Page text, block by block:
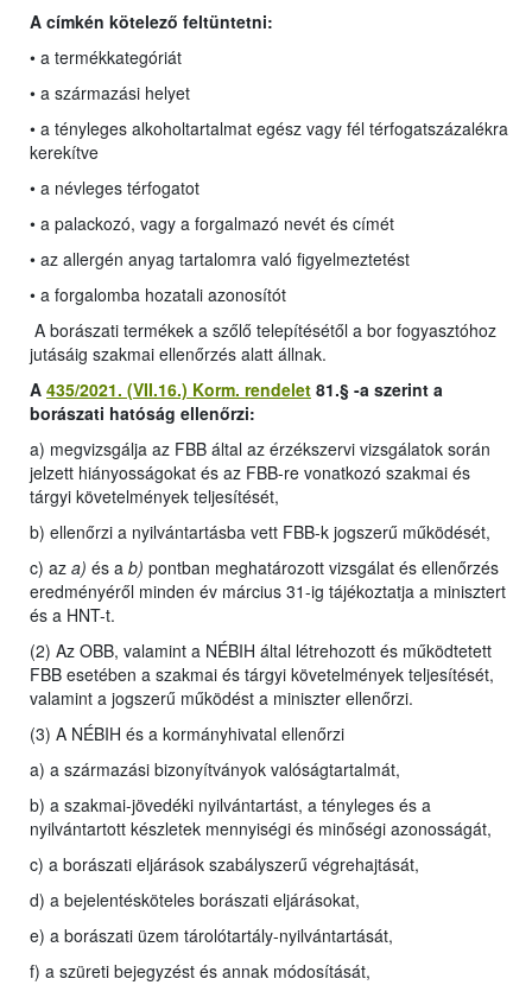
A címkén kötelező feltüntetni:
• a termékkategóriát
• a származási helyet
• a tényleges alkoholtartalmat egész vagy fél térfogatszázalékra
kerekítve
• a névleges térfogatot
• a palackozó, vagy a forgalmazó nevét és címét
• az allergén anyag tartalomra való figyelmeztetést
• a forgalomba hozatali azonosítót
A borászati termékek a szőlő telepítésétől a bor fogyasztóhoz
jutásáig szakmai ellenőrzés alatt állnak.
A 435/2021. (VII.16.) Korm. rendelet 81.§ -a szerint a
borászati hatóság ellenőrzi:
a) megvizsgálja az FBB által az érzékszervi vizsgálatok során
jelzett hiányosságokat és az FBB-re vonatkozó szakmai és
tárgyi követelmények teljesítését,
b) ellenőrzi a nyilvántartásba vett FBB-k jogszerű működését,
c) az a) és a b) pontban meghatározott vizsgálat és ellenőrzés
eredményéről minden év március 31-ig tájékoztatja a minisztert
és a HNT-t.
(2) Az OBB, valamint a NÉBIH által létrehozott és működtetett
FBB esetében a szakmai és tárgyi követelmények teljesítését,
valamint a jogszerű működést a miniszter ellenőrzi.
(3) A NÉBIH és a kormányhivatal ellenőrzi
a) a származási bizonyítványok valóságtartalmát,
b) a szakmai-jövedéki nyilvántartást, a tényleges és a
nyilvántartott készletek mennyiségi és minőségi azonosságát,
c) a borászati eljárások szabályszerű végrehajtását,
d) a bejelentésköteles borászati eljárásokat,
e) a borászati üzem tárolótartály-nyilvántartását,
f) a szüreti bejegyzést és annak módosítását,